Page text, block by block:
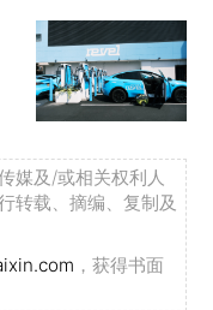
媒及/或相关权利人
转载、摘编、复制及
，获得书面